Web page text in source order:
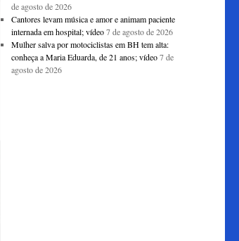
de agosto de 2026
Cantores levam música e amor e animam paciente
internada em hospital; vídeo 7 de agosto de 2026
Mulher salva por motociclistas em BH tem alta:
conheça a Maria Eduarda, de 21 anos; vídeo 7 de
agosto de 2026